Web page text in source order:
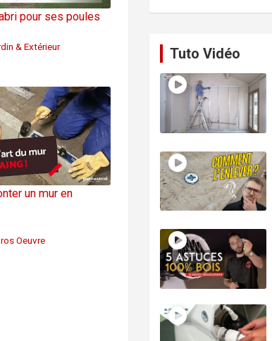
pour ses poules
& Extérieur
un mur en
Oeuvre
Tuto Vidéo